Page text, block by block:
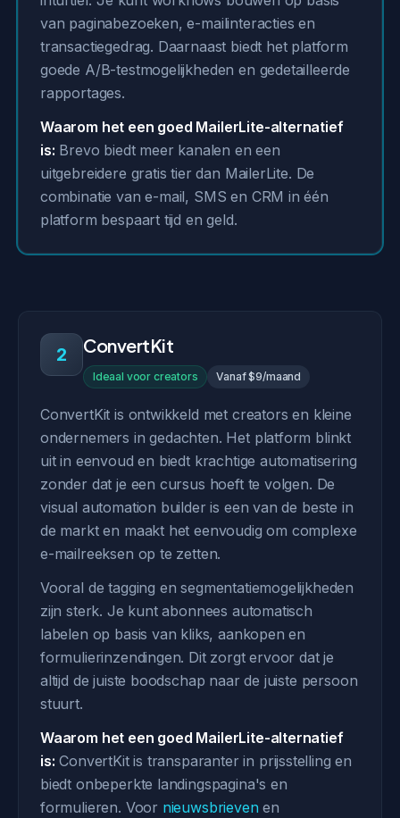
van paginabezoeken, e-mailinteracties en
transactiegedrag. Daarnaast biedt het platform
goede A/B-testmogelijkheden en gedetailleerde
rapportages.
Waarom het een goed MailerLite-alternatief
is: Brevo biedt meer kanalen en een
uitgebreidere gratis tier dan MailerLite. De
combinatie van e-mail, SMS en CRM in één
platform bespaart tijd en geld.
2 ConvertKit
Ideaal voor creators Vanaf $9/maand
ConvertKit is ontwikkeld met creators en kleine
ondernemers in gedachten. Het platform blinkt
uit in eenvoud en biedt krachtige automatisering
zonder dat je een cursus hoeft te volgen. De
visual automation builder is een van de beste in
de markt en maakt het eenvoudig om complexe
e-mailreeksen op te zetten.
Vooral de tagging en segmentatiemogelijkheden
zijn sterk. Je kunt abonnees automatisch
labelen op basis van kliks, aankopen en
formulierinzendingen. Dit zorgt ervoor dat je
altijd de juiste boodschap naar de juiste persoon
stuurt.
Waarom het een goed MailerLite-alternatief
is: ConvertKit is transparanter in prijsstelling en
biedt onbeperkte landingspagina's en
formulieren. Voor nieuwsbrieven en